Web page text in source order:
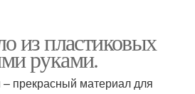
из пластиковых
руками.
прекрасный материал для